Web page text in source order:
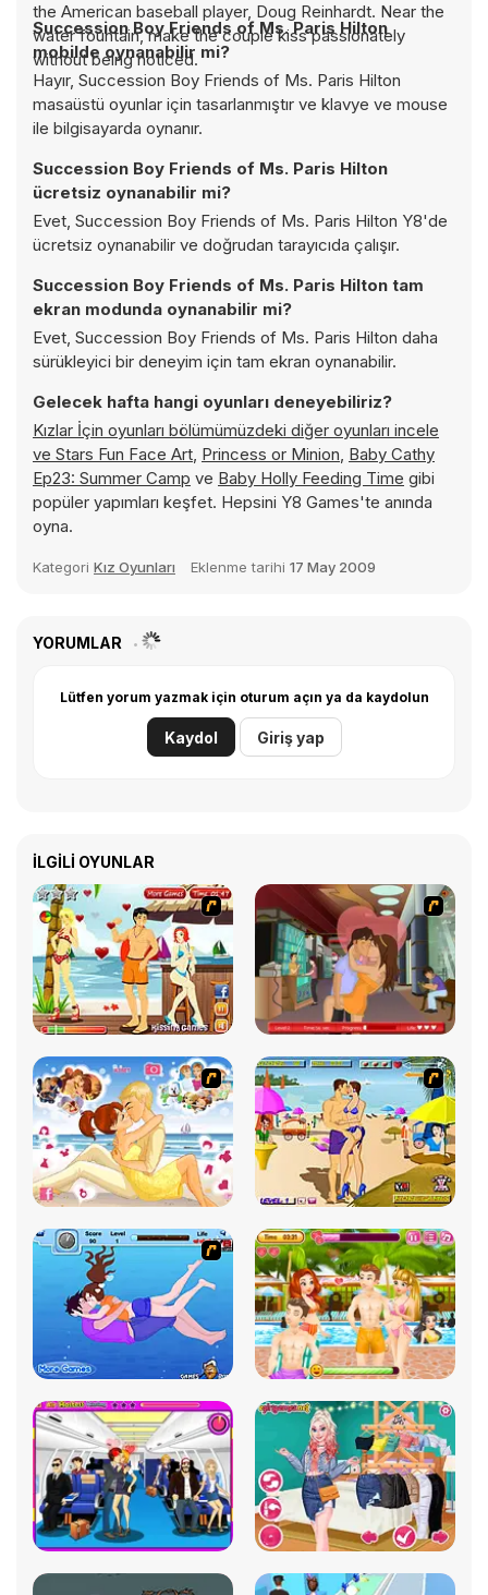
the American baseball player, Doug Reinhardt. Near the
water fountain, make the couple kiss passionately
without being noticed.
Succession Boy Friends of Ms. Paris Hilton
mobilde oynanabilir mi?
Hayır, Succession Boy Friends of Ms. Paris Hilton
masaüstü oyunlar için tasarlanmıştır ve klavye ve mouse
ile bilgisayarda oynanır.
Succession Boy Friends of Ms. Paris Hilton
ücretsiz oynanabilir mi?
Evet, Succession Boy Friends of Ms. Paris Hilton Y8'de
ücretsiz oynanabilir ve doğrudan tarayıcıda çalışır.
Succession Boy Friends of Ms. Paris Hilton tam
ekran modunda oynanabilir mi?
Evet, Succession Boy Friends of Ms. Paris Hilton daha
sürükleyici bir deneyim için tam ekran oynanabilir.
Gelecek hafta hangi oyunları deneyebiliriz?
Kızlar İçin oyunları bölümümüzdeki diğer oyunları incele
ve Stars Fun Face Art, Princess or Minion, Baby Cathy
Ep23: Summer Camp ve Baby Holly Feeding Time gibi
popüler yapımları keşfet. Hepsini Y8 Games'te anında
oyna.
Kategori Kız Oyunları Eklenme tarihi 17 May 2009
YORUMLAR
Lütfen yorum yazmak için oturum açın ya da kaydolun
Kaydol Giriş yap
İLGILI OYUNLAR